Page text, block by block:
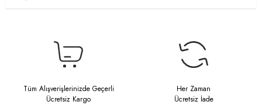
Tüm Alışverişlerinizde Geçerli
Ücretsiz Kargo
Her Zaman
Ücretsiz İade